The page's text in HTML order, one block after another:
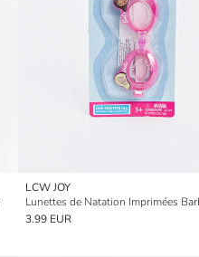
LCW JOY
3.99 EUR